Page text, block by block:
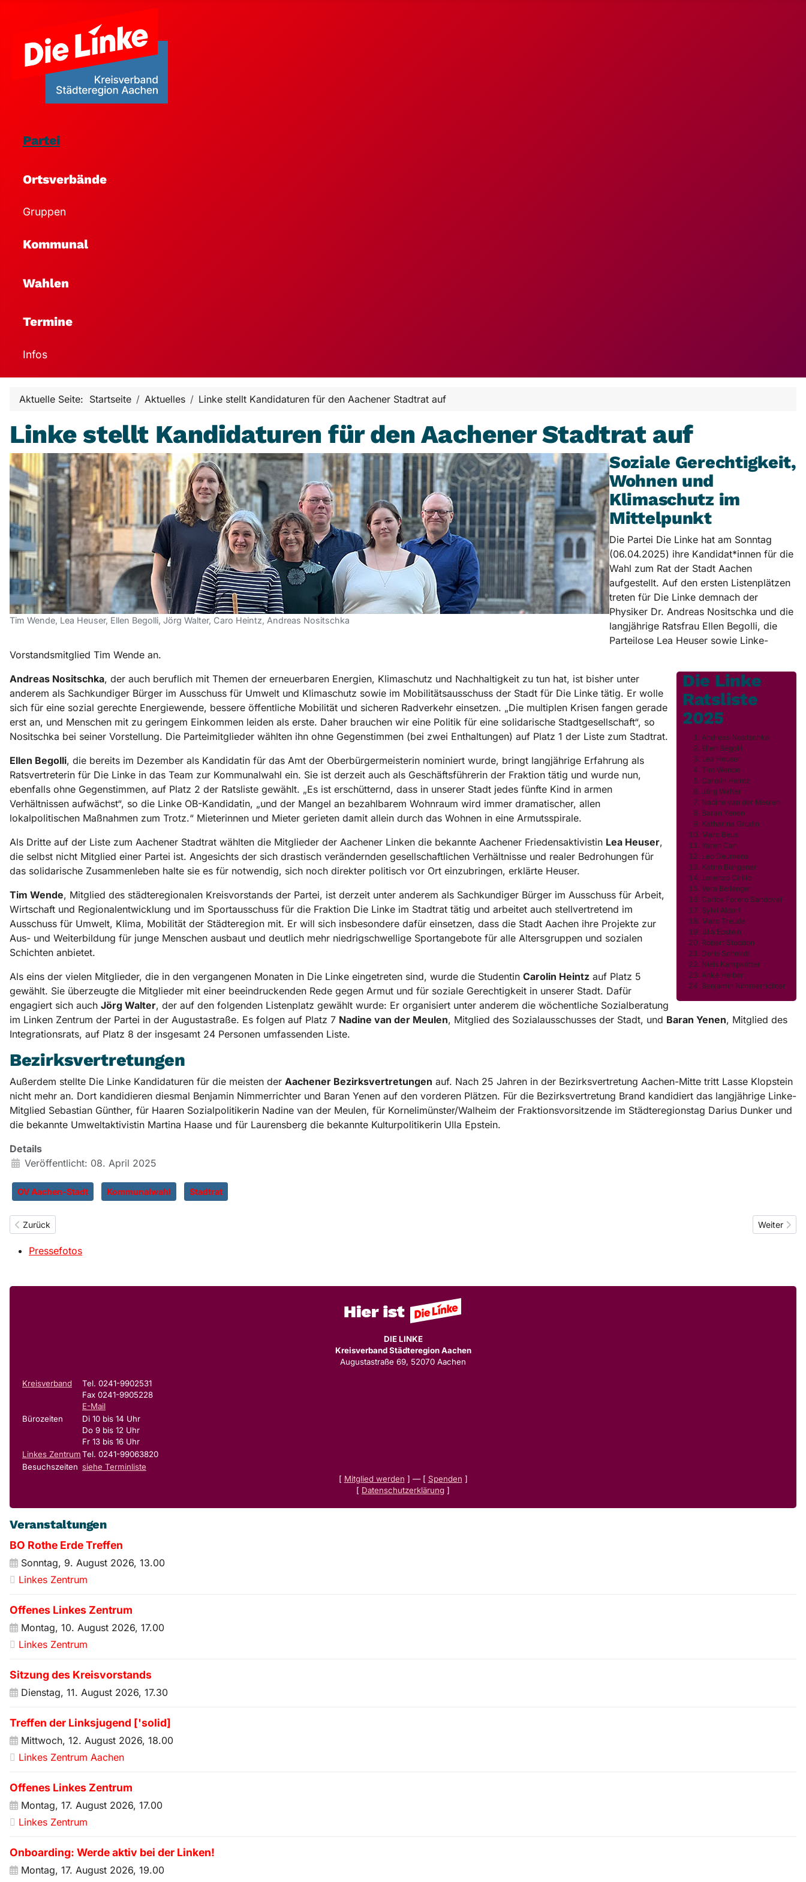
Partei
Ortsverbände
Gruppen
Kommunal
Wahlen
Termine
Infos
Aktuelle Seite: Startseite Aktuelles Linke stellt Kandidaturen für den Aachener Stadtrat auf
Linke stellt Kandidaturen für den Aachener Stadtrat auf
Tim Wende, Lea Heuser, Ellen Begolli, Jörg Walter, Caro Heintz, Andreas Nositschka
Soziale Gerechtigkeit,
Wohnen und
Klimaschutz im
Mittelpunkt
Die Partei Die Linke hat am Sonntag
(06.04.2025) ihre Kandidat*innen für die
Wahl zum Rat der Stadt Aachen
aufgestellt. Auf den ersten Listenplätzen
treten für Die Linke demnach der
Physiker Dr. Andreas Nositschka und die
langjährige Ratsfrau Ellen Begolli, die
Parteilose Lea Heuser sowie Linke-
Vorstandsmitglied Tim Wende an.
Die Linke
Ratsliste
2025
Andreas Nositschka
Ellen Begolli
Lea Heuser
Tim Wende
Carolin Heintz
Jörg Walter
Nadine van der Meulen
Baran Yenen
Katharina Grudin
Marc Beus
Yaren Can
Leo Deumens
Katrin Büngener
Lorenzo Cirillo
Vera Bellenger
Carlos Forero Sandoval
Sylvi Aldorf
Marc Treude
Ulla Epstein
Robert Stoddon
Doris Schmidt
Niels Kampkötter
Anke Heiber
Benjamin Nimmerrichter
Andreas Nositschka, der auch beruflich mit Themen der erneuerbaren Energien, Klimaschutz und Nachhaltigkeit zu tun hat, ist bisher unter
anderem als Sachkundiger Bürger im Ausschuss für Umwelt und Klimaschutz sowie im Mobilitätsausschuss der Stadt für Die Linke tätig. Er wolle
sich für eine sozial gerechte Energiewende, bessere öffentliche Mobilität und sicheren Radverkehr einsetzen. „Die multiplen Krisen fangen gerade
erst an, und Menschen mit zu geringem Einkommen leiden als erste. Daher brauchen wir eine Politik für eine solidarische Stadtgesellschaft“, so
Nositschka bei seiner Vorstellung. Die Parteimitglieder wählten ihn ohne Gegenstimmen (bei zwei Enthaltungen) auf Platz 1 der Liste zum Stadtrat.
Ellen Begolli, die bereits im Dezember als Kandidatin für das Amt der Oberbürgermeisterin nominiert wurde, bringt langjährige Erfahrung als
Ratsvertreterin für Die Linke in das Team zur Kommunalwahl ein. Sie ist derzeit auch als Geschäftsführerin der Fraktion tätig und wurde nun,
ebenfalls ohne Gegenstimmen, auf Platz 2 der Ratsliste gewählt. „Es ist erschütternd, dass in unserer Stadt jedes fünfte Kind in armen
Verhältnissen aufwächst“, so die Linke OB-Kandidatin, „und der Mangel an bezahlbarem Wohnraum wird immer dramatischer, allen
lokalpolitischen Maßnahmen zum Trotz.“ Mieterinnen und Mieter gerieten damit allein durch das Wohnen in eine Armutsspirale.
Als Dritte auf der Liste zum Aachener Stadtrat wählten die Mitglieder der Aachener Linken die bekannte Aachener Friedensaktivistin Lea Heuser,
die selbst nicht Mitglied einer Partei ist. Angesichts der sich drastisch verändernden gesellschaftlichen Verhältnisse und realer Bedrohungen für
das solidarische Zusammenleben halte sie es für notwendig, sich noch direkter politisch vor Ort einzubringen, erklärte Heuser.
Tim Wende, Mitglied des städteregionalen Kreisvorstands der Partei, ist derzeit unter anderem als Sachkundiger Bürger im Ausschuss für Arbeit,
Wirtschaft und Regionalentwicklung und im Sportausschuss für die Fraktion Die Linke im Stadtrat tätig und arbeitet auch stellvertretend im
Ausschuss für Umwelt, Klima, Mobilität der Städteregion mit. Er will sich insbesondere dafür einsetzen, dass die Stadt Aachen ihre Projekte zur
Aus- und Weiterbildung für junge Menschen ausbaut und deutlich mehr niedrigschwellige Sportangebote für alle Altersgruppen und sozialen
Schichten anbietet.
Als eins der vielen Mitglieder, die in den vergangenen Monaten in Die Linke eingetreten sind, wurde die Studentin Carolin Heintz auf Platz 5
gewählt. Sie überzeugte die Mitglieder mit einer beeindruckenden Rede gegen Armut und für soziale Gerechtigkeit in unserer Stadt. Dafür
engagiert sich auch Jörg Walter, der auf den folgenden Listenplatz gewählt wurde: Er organisiert unter anderem die wöchentliche Sozialberatung
im Linken Zentrum der Partei in der Augustastraße. Es folgen auf Platz 7 Nadine van der Meulen, Mitglied des Sozialausschusses der Stadt, und Baran Yenen, Mitglied des
Integrationsrats, auf Platz 8 der insgesamt 24 Personen umfassenden Liste.
Bezirksvertretungen
Außerdem stellte Die Linke Kandidaturen für die meisten der Aachener Bezirksvertretungen auf. Nach 25 Jahren in der Bezirksvertretung Aachen-Mitte tritt Lasse Klopstein
nicht mehr an. Dort kandidieren diesmal Benjamin Nimmerrichter und Baran Yenen auf den vorderen Plätzen. Für die Bezirksvertretung Brand kandidiert das langjährige Linke-
Mitglied Sebastian Günther, für Haaren Sozialpolitikerin Nadine van der Meulen, für Kornelimünster/Walheim der Fraktionsvorsitzende im Städteregionstag Darius Dunker und
die bekannte Umweltaktivistin Martina Haase und für Laurensberg die bekannte Kulturpolitikerin Ulla Epstein.
Details
Veröffentlicht: 08. April 2025
OV Aachen-Stadt Kommunalwahl Stadtrat
Vorheriger Beitrag: Linke Kandidaturen für den Städteregionstag
Zurück Nächster
Weiter
Pressefotos
DIE LINKE
Kreisverband Städteregion Aachen
Augustastraße 69, 52070 Aachen
Kreisverband
Tel. 0241-9902531
Fax 0241-9905228
E-Mail
Bürozeiten
Di 10 bis 14 Uhr
Do 9 bis 12 Uhr
Fr 13 bis 16 Uhr
Linkes ZentrumTel. 0241-99063820
Besuchszeiten siehe Terminliste
[ Mitglied werden ] — [ Spenden ]
[ Datenschutzerklärung ]
Veranstaltungen
BO Rothe Erde Treffen
Sonntag, 9. August 2026, 13.00
Linkes Zentrum
Offenes Linkes Zentrum
Montag, 10. August 2026, 17.00
Linkes Zentrum
Sitzung des Kreisvorstands
Dienstag, 11. August 2026, 17.30
Treffen der Linksjugend ['solid]
Mittwoch, 12. August 2026, 18.00
Linkes Zentrum Aachen
Offenes Linkes Zentrum
Montag, 17. August 2026, 17.00
Linkes Zentrum
Onboarding: Werde aktiv bei der Linken!
Montag, 17. August 2026, 19.00